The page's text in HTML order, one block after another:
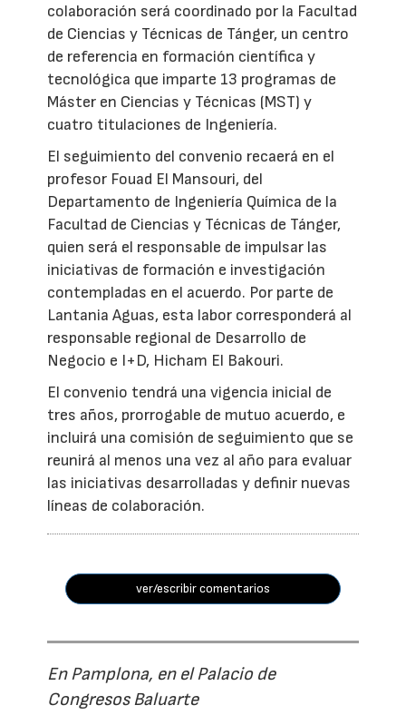
colaboración será coordinado por la Facultad
de Ciencias y Técnicas de Tánger, un centro
de referencia en formación científica y
tecnológica que imparte 13 programas de
Máster en Ciencias y Técnicas (MST) y
cuatro titulaciones de Ingeniería.
El seguimiento del convenio recaerá en el
profesor Fouad El Mansouri, del
Departamento de Ingeniería Química de la
Facultad de Ciencias y Técnicas de Tánger,
quien será el responsable de impulsar las
iniciativas de formación e investigación
contempladas en el acuerdo. Por parte de
Lantania Aguas, esta labor corresponderá al
responsable regional de Desarrollo de
Negocio e I+D, Hicham El Bakouri.
El convenio tendrá una vigencia inicial de
tres años, prorrogable de mutuo acuerdo, e
incluirá una comisión de seguimiento que se
reunirá al menos una vez al año para evaluar
las iniciativas desarrolladas y definir nuevas
líneas de colaboración.
ver/escribir comentarios
En Pamplona, en el Palacio de
Congresos Baluarte